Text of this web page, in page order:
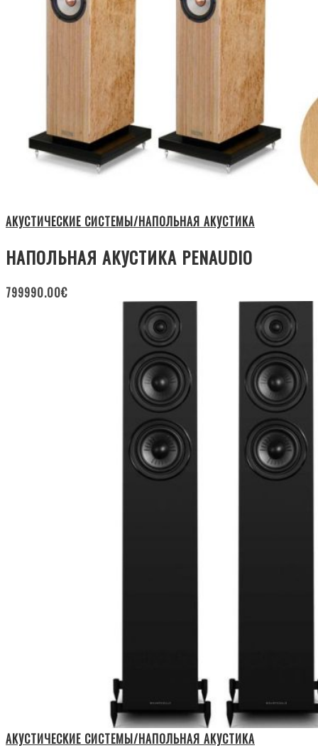
АКУСТИЧЕСКИЕ СИСТЕМЫ/НАПОЛЬНАЯ АКУСТИКА
НАПОЛЬНАЯ АКУСТИКА PENAUDIO
799990.00€
АКУСТИЧЕСКИЕ СИСТЕМЫ/НАПОЛЬНАЯ АКУСТИКА